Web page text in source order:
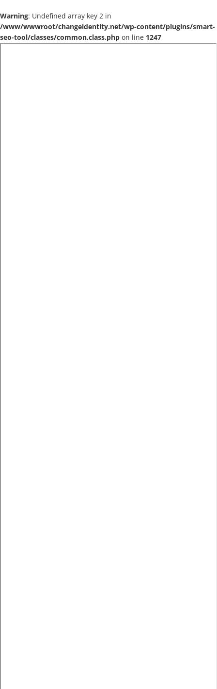
Warning: Undefined array key 2 in
/www/wwwroot/changeidentity.net/wp-content/plugins/smart-
seo-tool/classes/common.class.php on line 1247